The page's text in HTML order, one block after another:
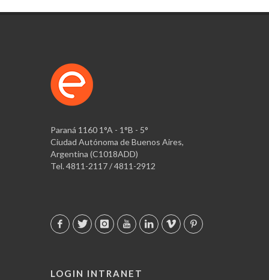
Paraná 1160 1°A - 1°B - 5°
Ciudad Autónoma de Buenos Aires,
Argentina (C1018ADD)
Tel. 4811-2117 / 4811-2912
LOGIN INTRANET